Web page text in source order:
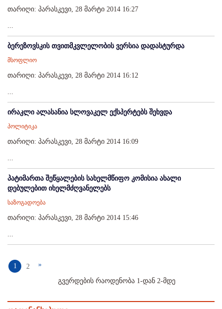
თარიღი: პარასკევი, 28 მარტი 2014 16:27
...
ბერეზოვსკის თვითმკვლელობის ვერსია დადასტურდა
მსოფლიო
თარიღი: პარასკევი, 28 მარტი 2014 16:12
...
ირაკლი ალასანია სლოვაკელ ექსპერტებს შეხვდა
პოლიტიკა
თარიღი: პარასკევი, 28 მარტი 2014 16:09
...
პატიმართა შეწყალების სახელმწიფო კომისია ახალი
დებულებით იხელმძღვანელებს
საზოგადოება
თარიღი: პარასკევი, 28 მარტი 2014 15:46
...
1 2 »
გვერდების რაოდენობა 1-დან 2-მდე